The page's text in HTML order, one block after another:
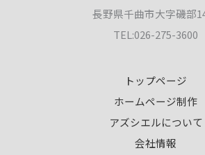
長野県千曲市大字磯部
TEL:026-275-3600
トップページ
ホームページ制作
アズシエルについて
会社情報